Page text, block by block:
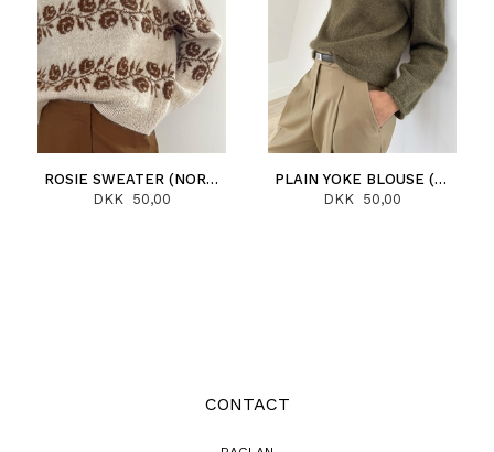
ROSIE SWEATER (NORSK)
DKK 50,00
PLAIN YOKE BLOUSE (NORSK)
DKK 50,00
CONTACT